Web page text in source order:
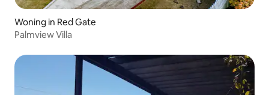
Woning in Red Gate
Palmview Villa